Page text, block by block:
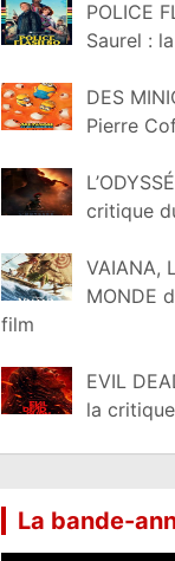
POLICE
Saurel :
DES
Pierre
critique
VAIANA,
MONDE
film
EVIL
la
La bande-